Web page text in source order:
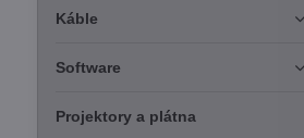
Káble
Software
Projektory a plátna